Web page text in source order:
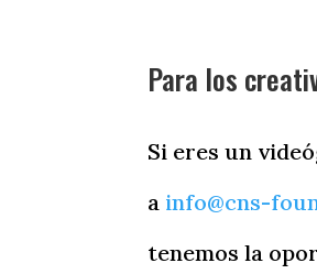
Para los
Si eres un
a info@cns-
tenemos la